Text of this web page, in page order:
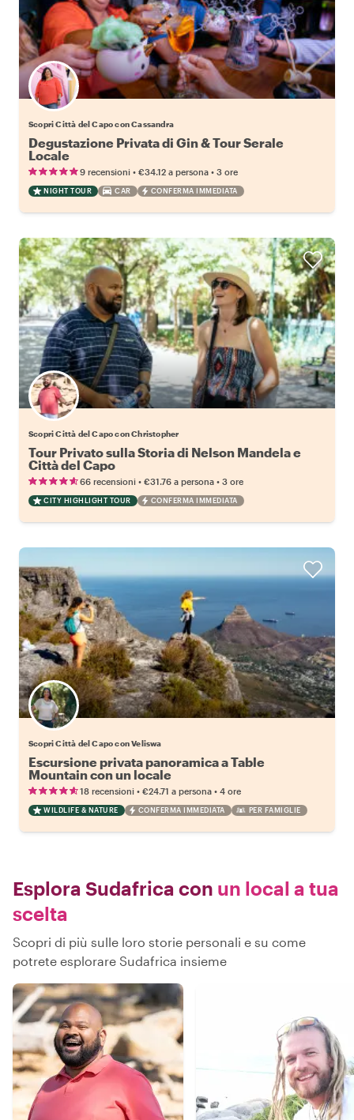
Scopri Città del Capo con Cassandra
Degustazione Privata di Gin & Tour Serale
Locale
9 recensioni • €34.12 a persona • 3 ore
NIGHT TOUR CAR CONFERMA IMMEDIATA
Scopri Città del Capo con Christopher
Tour Privato sulla Storia di Nelson Mandela e
Città del Capo
66 recensioni • €31.76 a persona • 3 ore
CITY HIGHLIGHT TOUR CONFERMA IMMEDIATA
Scopri Città del Capo con Veliswa
Escursione privata panoramica a Table
Mountain con un locale
18 recensioni • €24.71 a persona • 4 ore
WILDLIFE & NATURE CONFERMA IMMEDIATA PER FAMIGLIE
Esplora Sudafrica con un local a tua
scelta
Scopri di più sulle loro storie personali e su come
potrete esplorare Sudafrica insieme